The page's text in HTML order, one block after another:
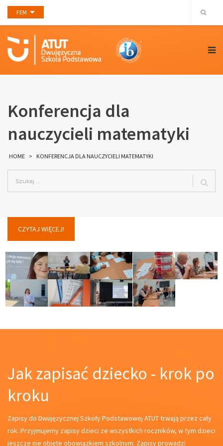
FEM
Konferencja dla
nauczycieli matematyki
HOME > KONFERENCJA DLA NAUCZYCIELI MATEMATYKI
CZYTAJ WIĘCEJ!
Jak zapisać dziecko - krok po
kroku
Zapisy do Dwujęzycznej Szkoły Podstawowej ATUT trwają przez cały
rok. Przyjmujemy zapisy dzieci ze wszystkich roczników, w tym dzieci
jeszcze nie objęte obowiązkiem szkolnym. Zapisy prowadzi